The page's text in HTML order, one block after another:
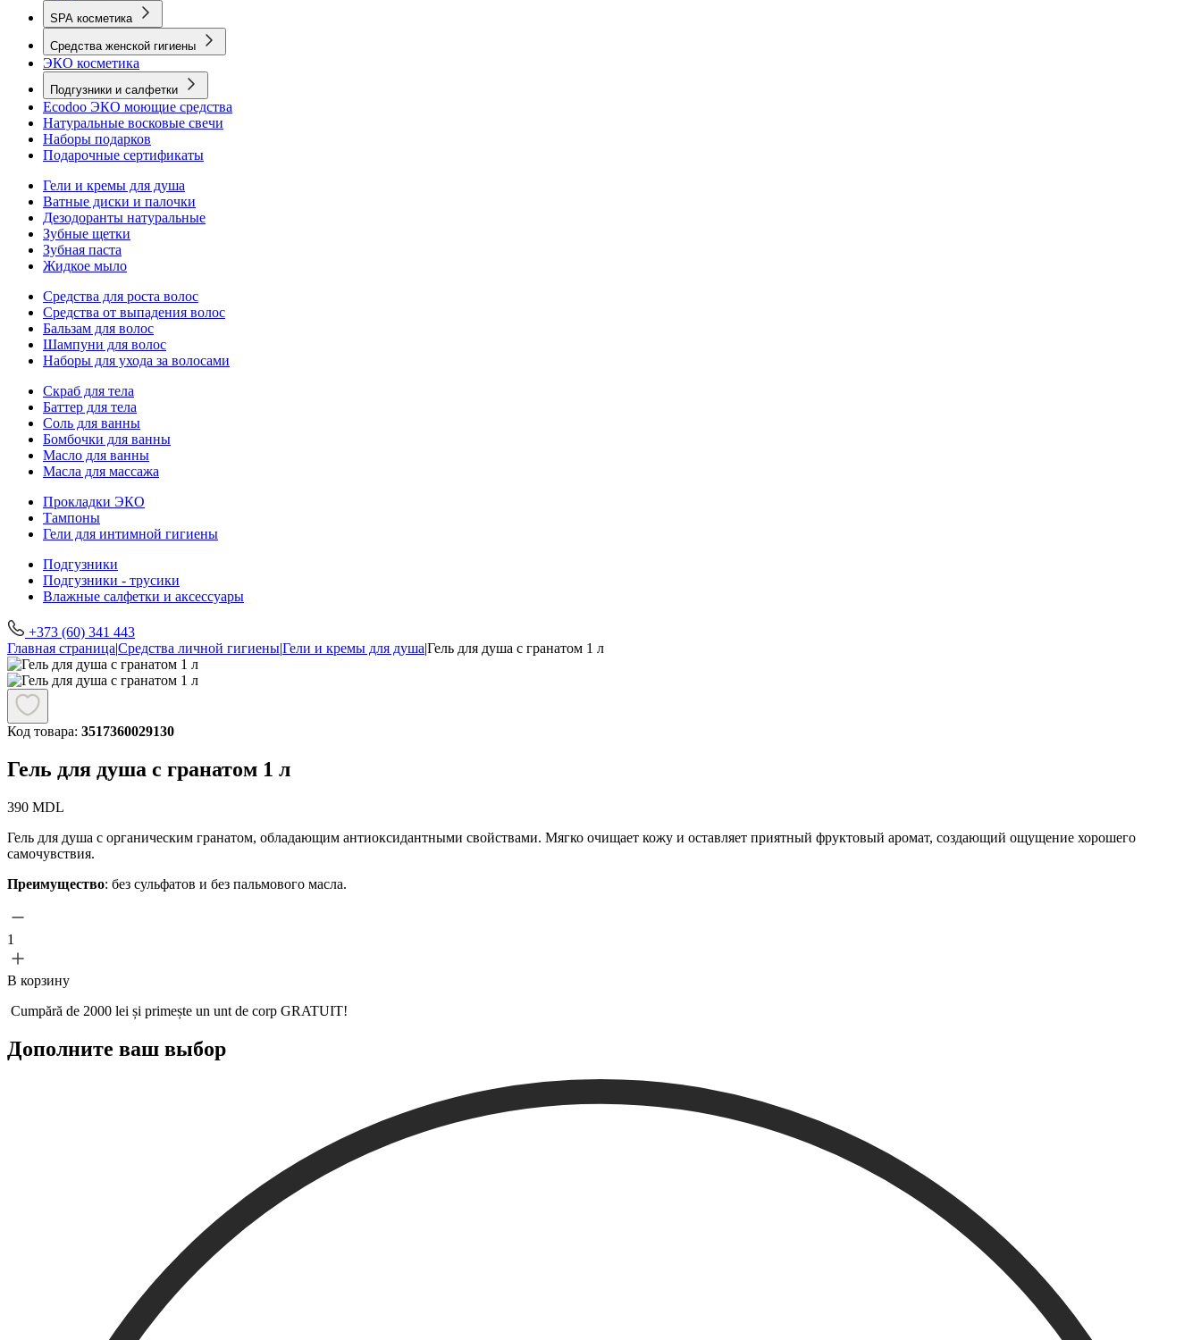
SPA косметика
Средства женской гигиены
ЭКО косметика
Подгузники и салфетки
Ecodoo ЭКО моющие средства
Натуральные восковые свечи
Наборы подарков
Подарочные сертификаты
Гели и кремы для душа
Ватные диски и палочки
Дезодоранты натуральные
Зубные щетки
Зубная паста
Жидкое мыло
Средства для роста волос
Средства от выпадения волос
Бальзам для волос
Шампуни для волос
Наборы для ухода за волосами
Скраб для тела
Баттер для тела
Соль для ванны
Бомбочки для ванны
Масло для ванны
Масла для массажа
Прокладки ЭКО
Тампоны
Гели для интимной гигиены
Подгузники
Подгузники - трусики
Влажные салфетки и аксессуары
+373 (60) 341 443
Главная страница|Средства личной гигиены|Гели и кремы для душа|Гель для душа с гранатом 1 л
Код товара: 3517360029130
Гель для душа с гранатом 1 л
390 MDL
Гель для душа с органическим гранатом, обладающим антиоксидантными свойствами. Мягко очищает кожу и оставляет приятный фруктовый аромат, создающий ощущение хорошего
самочувствия.
Преимущество: без сульфатов и без пальмового масла.
1
В корзину
Cumpără de 2000 lei și primește un unt de corp GRATUIT!
Дополните ваш выбор